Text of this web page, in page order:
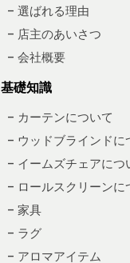
– 選ばれる理由
– 店主のあいさつ
– 会社概要
基礎知識
– カーテンについて
– ウッドブラインドに
– イームズチェアにつ
– ロールスクリーンに
– 家具
– ラグ
– アロマアイテム